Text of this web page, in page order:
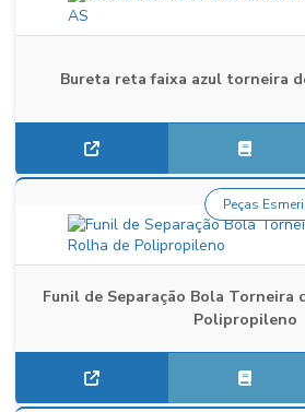
Bureta reta faixa azul torneira
Funil de Separação Bola Torneira
Polipropileno
Peças